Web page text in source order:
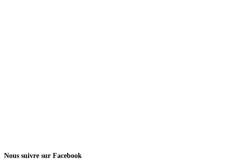
Nous suivre sur Facebook